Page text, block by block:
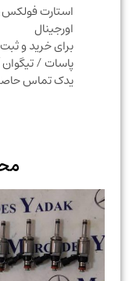
استارت فولکس
اورجینال
برای خرید و ثبت
پاسات / تیگوان
یدک تماس حاصل